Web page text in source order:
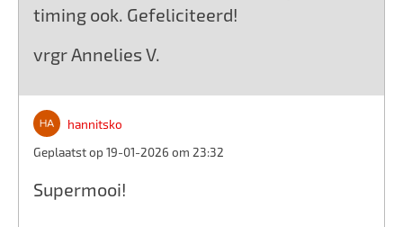
timing ook. Gefeliciteerd!
vrgr Annelies V.
hannitsko
Geplaatst op 19-01-2026 om 23:32
Supermooi!